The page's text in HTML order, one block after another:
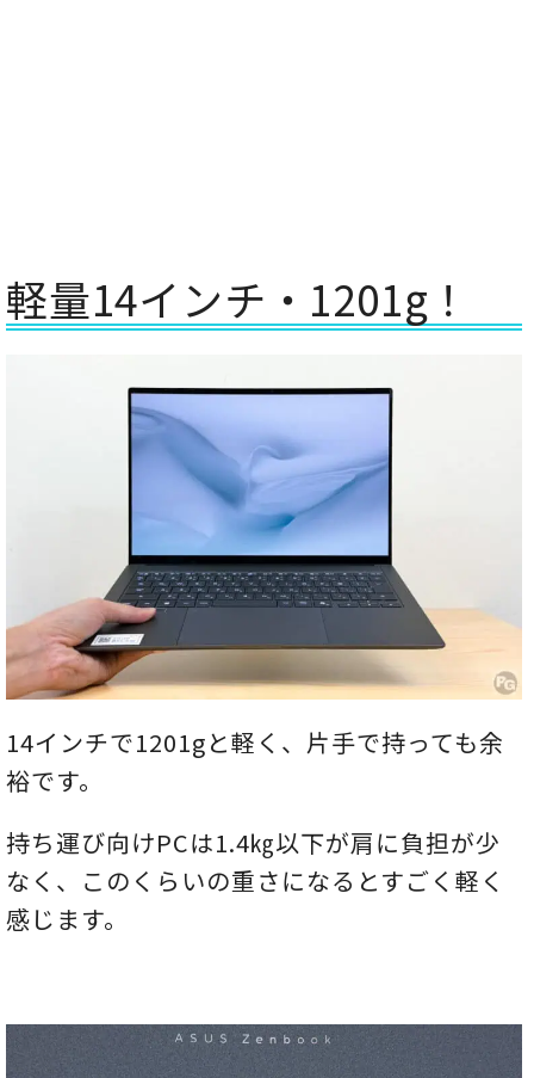
軽量14インチ・1201g！
14インチで1201gと軽く、片手で持っても余
裕です。
持ち運び向けPCは1.4㎏以下が肩に負担が少
なく、このくらいの重さになるとすごく軽く
感じます。